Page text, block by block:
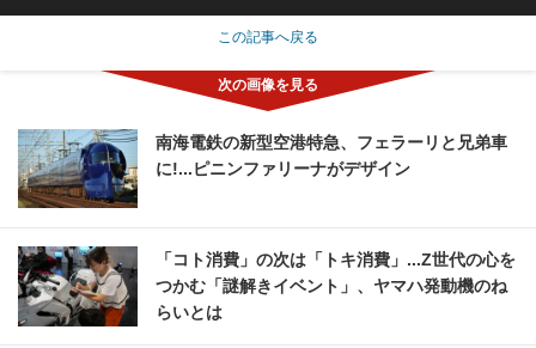
この記事へ戻る
南海電鉄の新型空港特急、フェラーリと兄弟車
に!...ピニンファリーナがデザイン
「コト消費」の次は「トキ消費」...Z世代の心を
つかむ「謎解きイベント」、ヤマハ発動機のね
らいとは